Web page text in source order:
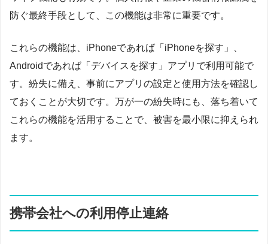
防ぐ最終手段として、この機能は非常に重要です。
これらの機能は、iPhoneであれば「iPhoneを探す」、
Androidであれば「デバイスを探す」アプリで利用可能で
す。紛失に備え、事前にアプリの設定と使用方法を確認し
ておくことが大切です。万が一の紛失時にも、落ち着いて
これらの機能を活用することで、被害を最小限に抑えられ
ます。
携帯会社への利用停止連絡